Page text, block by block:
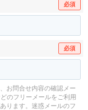
必須
必須
お問合せ内容の確認メー
のフリーメールをご利用
ります。 迷惑メールのフ